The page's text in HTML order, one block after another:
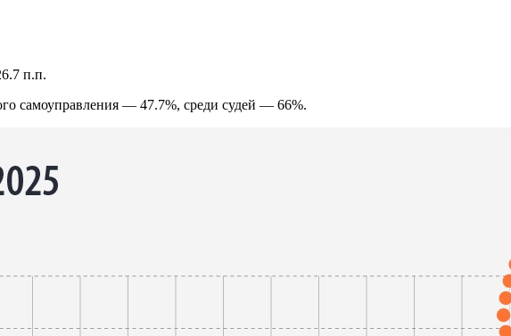
п.п.
самоуправления — 47.7%, среди судей — 66%.